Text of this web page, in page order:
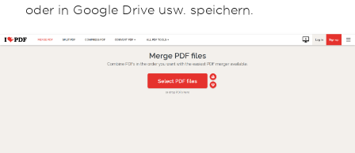
oder in Google Drive usw. speichern.